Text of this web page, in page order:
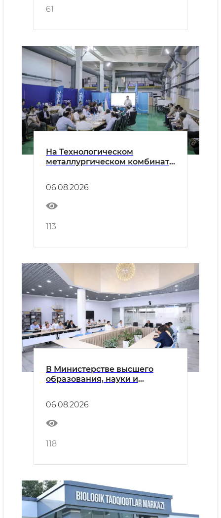
61
На Технологическом
металлургическом комбинате
образования и производства
06.08.2026
113
В Министерстве высшего
образования, науки и
посвящённый вопросам
упрощения государственных
услуг в рамках программы
«Ликвидация бюрократии –
2030»
06.08.2026
118